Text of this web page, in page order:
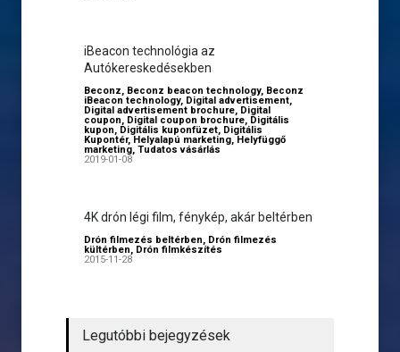
iBeacon technológia az
Autókereskedésekben
Beconz, Beconz beacon technology, Beconz
iBeacon technology, Digital advertisement,
Digital advertisement brochure, Digital
coupon, Digital coupon brochure, Digitális
kupon, Digitális kuponfüzet, Digitális
Kupontér, Helyalapú marketing, Helyfüggő
marketing, Tudatos vásárlás
2019-01-08
4K drón légi film, fénykép, akár beltérben
Drón filmezés beltérben, Drón filmezés
kültérben, Drón filmkészítés
2015-11-28
Legutóbbi bejegyzések